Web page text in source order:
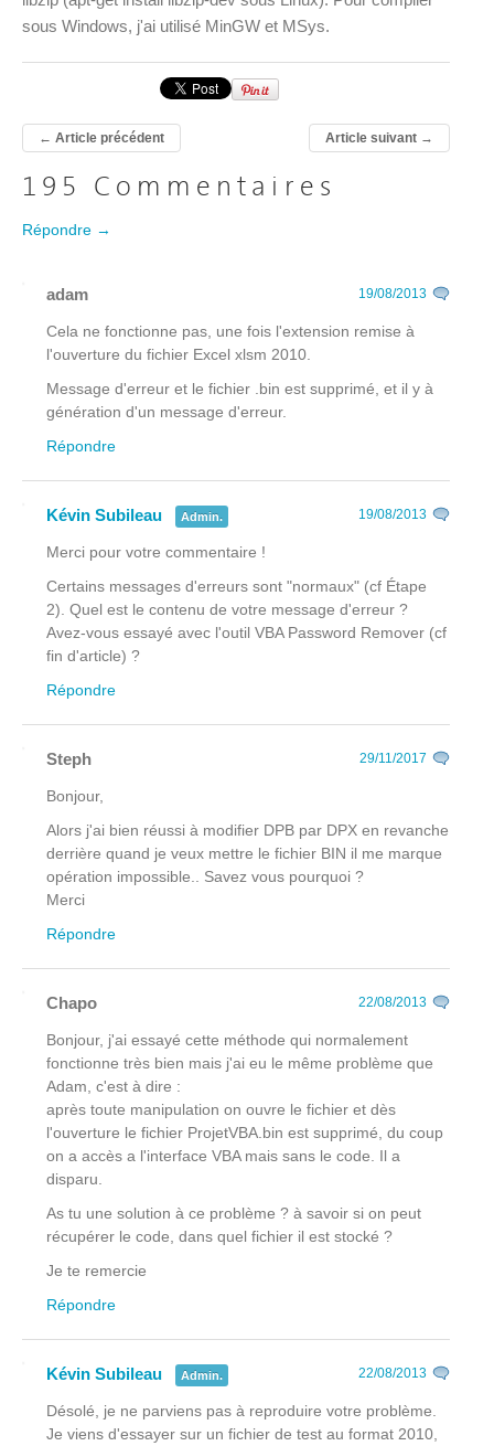
sous Windows, j'ai utilisé MinGW et MSys.
← Article précédent Article suivant→
195 Commentaires
Répondre →
adam 19/08/2013
Cela ne fonctionne pas, une fois l'extension remise à
l'ouverture du fichier Excel xlsm 2010.
Message d'erreur et le fichier .bin est supprimé, et il y à
génération d'un message d'erreur.
Répondre
Kévin Subileau Admin. 19/08/2013
Merci pour votre commentaire !
Certains messages d'erreurs sont "normaux" (cf Étape
2). Quel est le contenu de votre message d'erreur ?
Avez-vous essayé avec l'outil VBA Password Remover (cf
fin d'article) ?
Répondre
Steph 29/11/2017
Bonjour,
Alors j'ai bien réussi à modifier DPB par DPX en revanche
derrière quand je veux mettre le fichier BIN il me marque
opération impossible.. Savez vous pourquoi ?
Merci
Répondre
Chapo 22/08/2013
Bonjour, j'ai essayé cette méthode qui normalement
fonctionne très bien mais j'ai eu le même problème que
Adam, c'est à dire :
après toute manipulation on ouvre le fichier et dès
l'ouverture le fichier ProjetVBA.bin est supprimé, du coup
on a accès a l'interface VBA mais sans le code. Il a
disparu.
As tu une solution à ce problème ? à savoir si on peut
récupérer le code, dans quel fichier il est stocké ?
Je te remercie
Répondre
Kévin Subileau Admin. 22/08/2013
Désolé, je ne parviens pas à reproduire votre problème.
Je viens d'essayer sur un fichier de test au format 2010,